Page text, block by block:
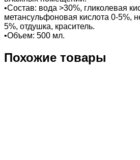
•Состав: вода ˃30%, гликолевая
метансульфоновая кислота 0-5%,
5%, отдушка, краситель.
•Объем: 500 мл.
Похожие товары